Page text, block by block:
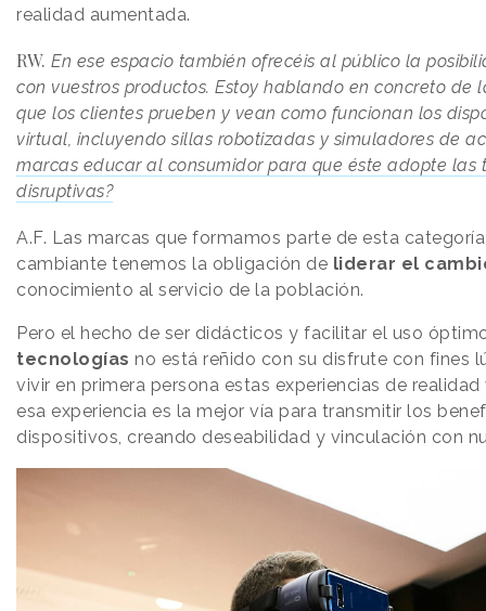
realidad aumentada.
RW. En ese espacio también ofrecéis al público la
con vuestros productos. Estoy hablando en concreto de
que los clientes prueben y vean como funcionan los
virtual, incluyendo sillas robotizadas y simuladores de
marcas educar al consumidor para que éste adopte las
disruptivas?
A.F. Las marcas que formamos parte de esta
cambiante tenemos la obligación de liderar el
conocimiento al servicio de la población.
Pero el hecho de ser didácticos y facilitar el uso
tecnologías no está reñido con su disfrute con fines
vivir en primera persona estas experiencias de
esa experiencia es la mejor vía para transmitir los
dispositivos, creando deseabilidad y vinculación con